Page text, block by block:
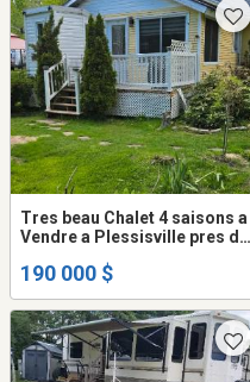
Tres beau Chalet 4 saisons a
Vendre a Plessisville pres du
190 000 $